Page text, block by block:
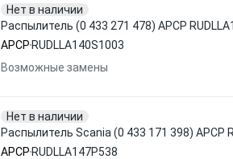
Нет в наличии
Распылитель (0 433 271 478) APCP
APCP RUDLLA140S1003
Возможные замены
Нет в наличии
Распылитель Scania (0 433 171 398) APCP
APCP RUDLLA147P538